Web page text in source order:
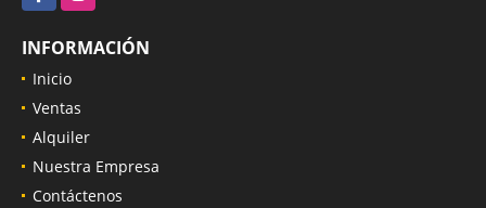
INFORMACIÓN
Inicio
Ventas
Alquiler
Nuestra Empresa
Contáctenos